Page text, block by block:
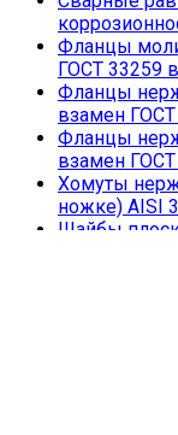
Фланцы
ГОСТ 33259
Фланцы
взамен ГОСТ
Фланцы
взамен
Хомуты
ножке) AISI
Шайбы